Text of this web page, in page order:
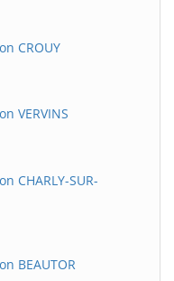
CROUY
VERVINS
CHARLY-SUR-
BEAUTOR